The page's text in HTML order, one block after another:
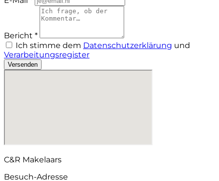
Bericht *
Ich stimme dem Datenschutzerklärung und
Verarbeitungsregister
Versenden
C&R Makelaars
Besuch-Adresse